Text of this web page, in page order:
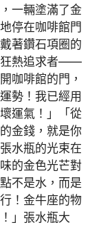
一輛塗滿了金
停在咖啡館門
著鑽石項圈的
熱追求者——
咖啡館的門，
勢！我已經用
運氣！」「從
金錢，就是你
水瓶的光束在
的金色光芒對
不是水，而是
！金牛座的物
」張水瓶大